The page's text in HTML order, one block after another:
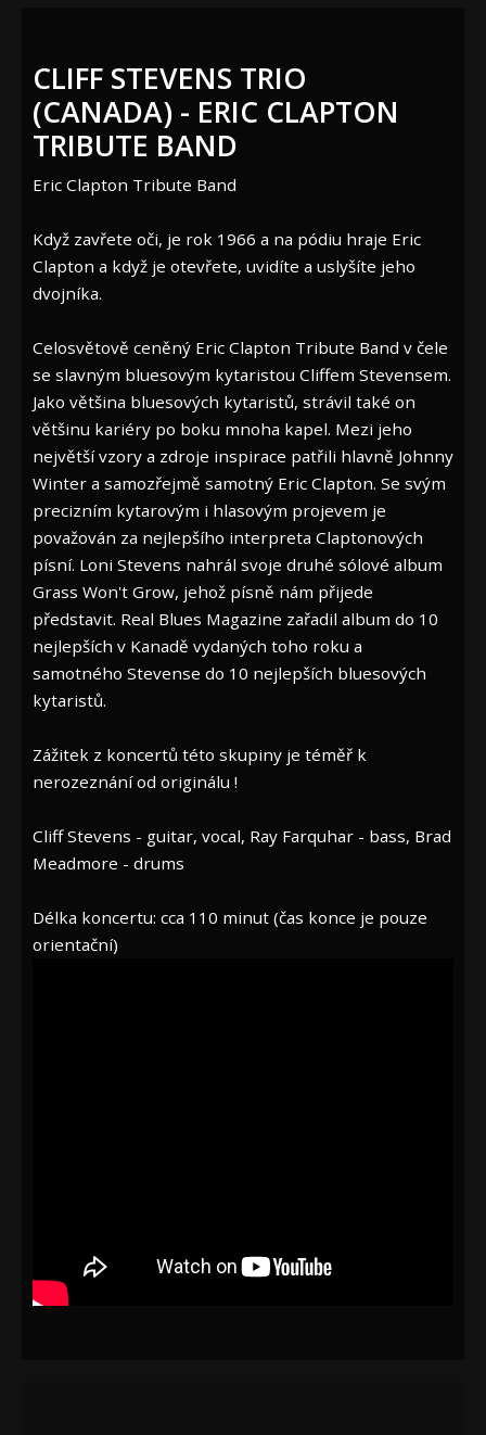
CLIFF STEVENS TRIO
(CANADA) - ERIC CLAPTON
TRIBUTE BAND
Eric Clapton Tribute Band
Když zavřete oči, je rok 1966 a na pódiu hraje Eric
Clapton a když je otevřete, uvidíte a uslyšíte jeho
dvojníka.
Celosvětově ceněný Eric Clapton Tribute Band v čele
se slavným bluesovým kytaristou Cliffem Stevensem.
Jako většina bluesových kytaristů, strávil také on
většinu kariéry po boku mnoha kapel. Mezi jeho
největší vzory a zdroje inspirace patřili hlavně Johnny
Winter a samozřejmě samotný Eric Clapton. Se svým
precizním kytarovým i hlasovým projevem je
považován za nejlepšího interpreta Claptonových
písní. Loni Stevens nahrál svoje druhé sólové album
Grass Won't Grow, jehož písně nám přijede
představit. Real Blues Magazine zařadil album do 10
nejlepších v Kanadě vydaných toho roku a
samotného Stevense do 10 nejlepších bluesových
kytaristů.
Zážitek z koncertů této skupiny je téměř k
nerozeznání od originálu !
Cliff Stevens - guitar, vocal, Ray Farquhar - bass, Brad
Meadmore - drums
Délka koncertu: cca 110 minut (čas konce je pouze
orientační)